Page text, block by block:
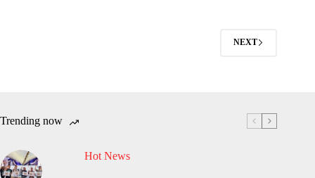
NEXT
Trending now
Hot News